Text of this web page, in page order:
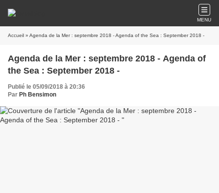
MENU
Accueil » Agenda de la Mer : septembre 2018 - Agenda of the Sea : September 2018 -
Agenda de la Mer : septembre 2018 - Agenda of
the Sea : September 2018 -
Publié le 05/09/2018 à 20:36
Par Ph Bensimon